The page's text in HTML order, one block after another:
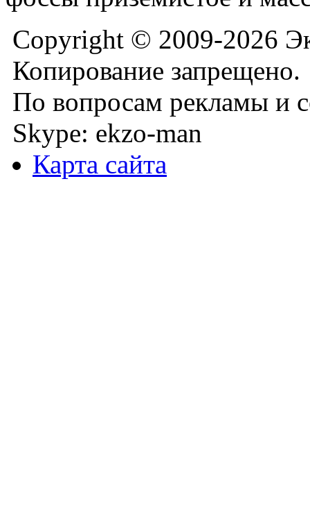
Copyright © 2009-2026
Копирование запрещено.
По вопросам рекламы и
Skype: ekzo-man
Карта сайта